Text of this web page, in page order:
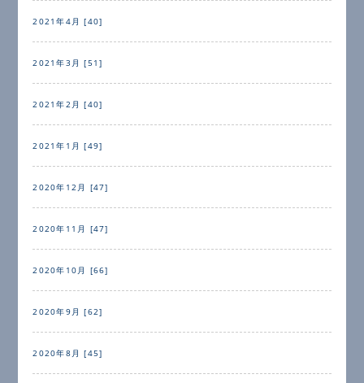
2021年4月 [40]
2021年3月 [51]
2021年2月 [40]
2021年1月 [49]
2020年12月 [47]
2020年11月 [47]
2020年10月 [66]
2020年9月 [62]
2020年8月 [45]